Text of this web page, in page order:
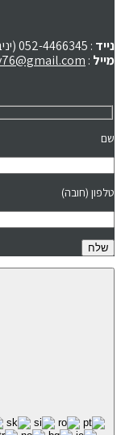
נייד : 052-4466345 (יניב)
מייל :
שם
טלפון (חובה)